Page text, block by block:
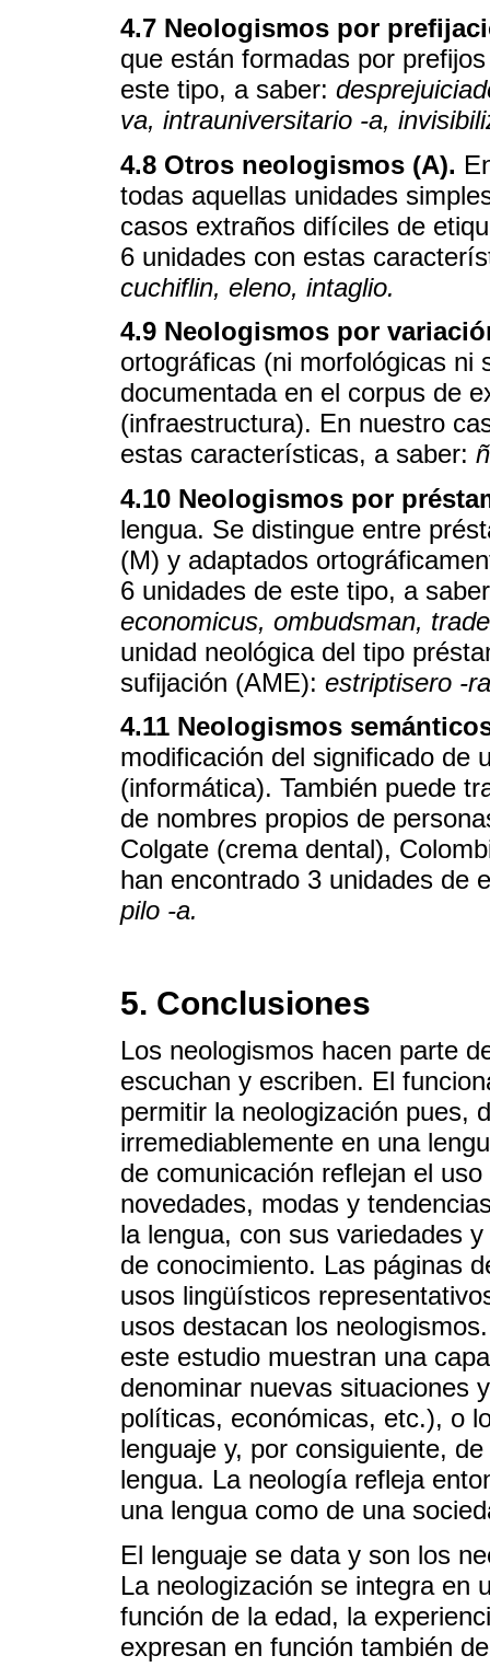
4.7 Neologismos por
que están formadas por
este tipo, a saber:
va, intrauniversitario -a,
4.8 Otros neologismos (A).
todas aquellas unidades
casos extraños difíciles de
6 unidades con estas
cuchiflin, eleno, intaglio.
4.9 Neologismos por
ortográficas (ni morfológicas ni
documentada en el corpus de
(infraestructura). En nuestro
estas características, a saber:
4.10 Neologismos por
lengua. Se distingue entre
(M) y adaptados
6 unidades de este tipo, a
economicus, ombudsman,
unidad neológica del tipo
sufijación (AME): estriptisero -
4.11 Neologismos
modificación del significado de
(informática). También puede
de nombres propios de
Colgate (crema dental),
han encontrado 3 unidades de
pilo -a.
5. Conclusiones
Los neologismos hacen parte
escuchan y escriben. El
permitir la neologización pues,
irremediablemente en una
de comunicación reflejan el
novedades, modas y
la lengua, con sus variedades
de conocimiento. Las páginas
usos lingüísticos
usos destacan los
este estudio muestran una
denominar nuevas situaciones
políticas, económicas, etc.), o
lenguaje y, por consiguiente,
lengua. La neología refleja
una lengua como de una
El lenguaje se data y son los
La neologización se integra en
función de la edad, la
expresan en función también